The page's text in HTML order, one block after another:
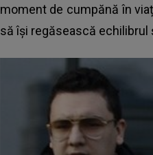
moment de cumpănă în
să își regăsească